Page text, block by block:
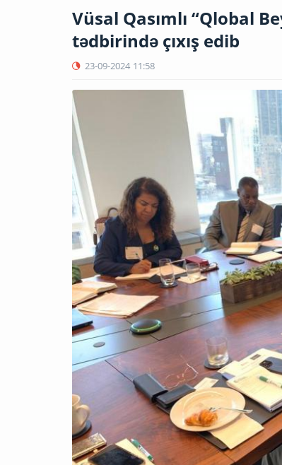
Vüsal Qasımlı “Qlobal
tədbirində çıxış edib
23-09-2024 11:58